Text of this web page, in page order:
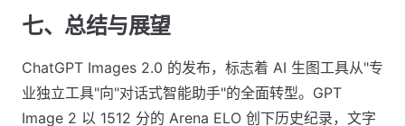
七、总结与展望
ChatGPT Images 2.0 的发布，标志着 AI 生图工具从"专
业独立工具"向"对话式智能助手"的全面转型。GPT
Image 2 以 1512 分的 Arena ELO 创下历史纪录，文字